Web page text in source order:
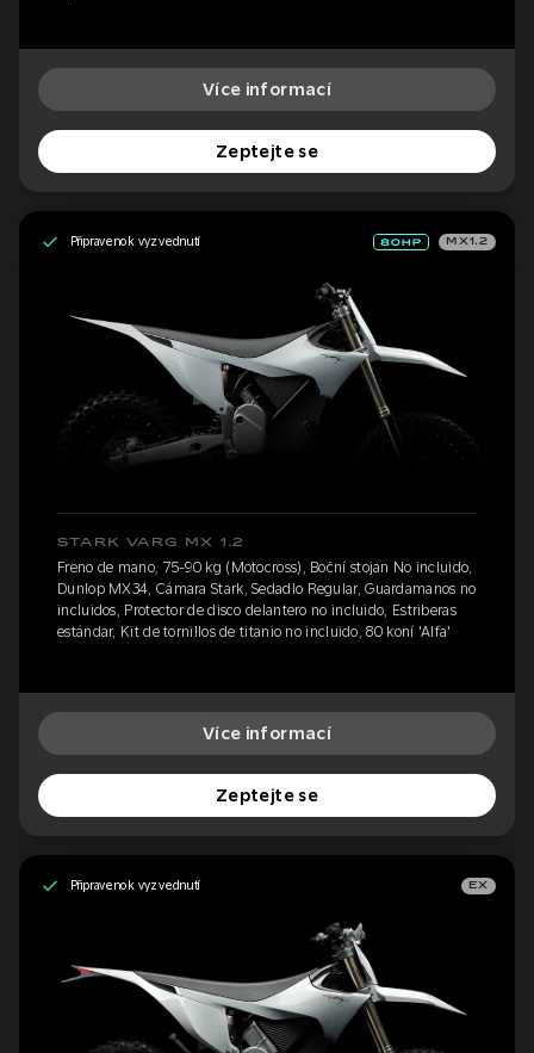
Více informací
Zeptejte se
Připraveno k vyzvednutí MX1.2
STARK VARG MX 1.2
Freno de mano, 75-90 kg (Motocross), Boční stojan No incluido,
Dunlop MX34, Cámara Stark, Sedadlo Regular, Guardamanos no
incluidos, Protector de disco delantero no incluido, Estriberas
estándar, Kit de tornillos de titanio no incluido, 80 koní 'Alfa'
Více informací
Zeptejte se
Připraveno k vyzvednutí EX